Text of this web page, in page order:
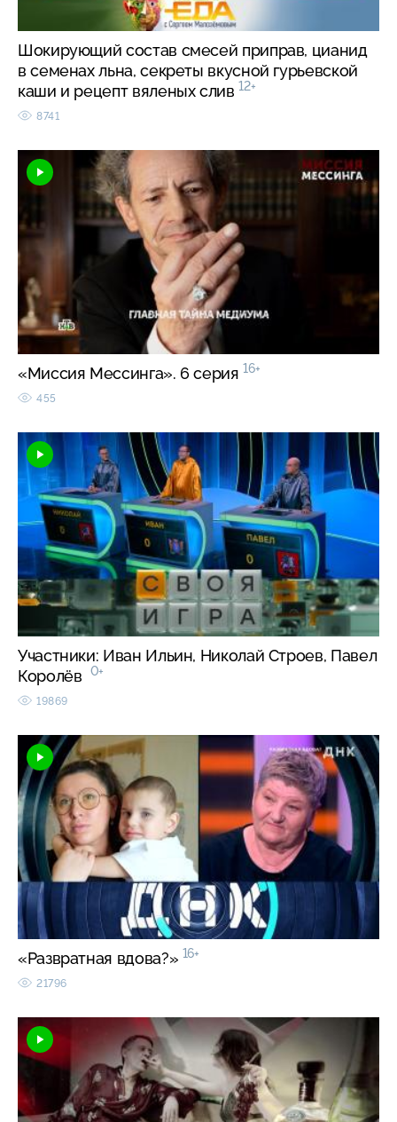
Шокирующий состав смесей приправ, цианид
в семенах льна, секреты вкусной гурьевской
каши и рецепт вяленых слив 12+
8741
«Миссия Мессинга». 6 серия 16+
455
Участники: Иван Ильин, Николай Строев, Павел
Королёв
0+
19869
«Развратная вдова?» 16+
21796